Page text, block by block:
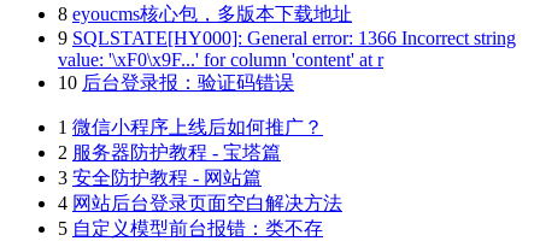
8 eyoucms核心包，多版本下载地址
9 SQLSTATE[HY000]: General error: 1366 Incorrect string
value: '\xF0\x9F...' for column 'content' at r
10 后台登录报：验证码错误
1 微信小程序上线后如何推广？
2 服务器防护教程 - 宝塔篇
3 安全防护教程 - 网站篇
4 网站后台登录页面空白解决方法
5 自定义模型前台报错：类不存